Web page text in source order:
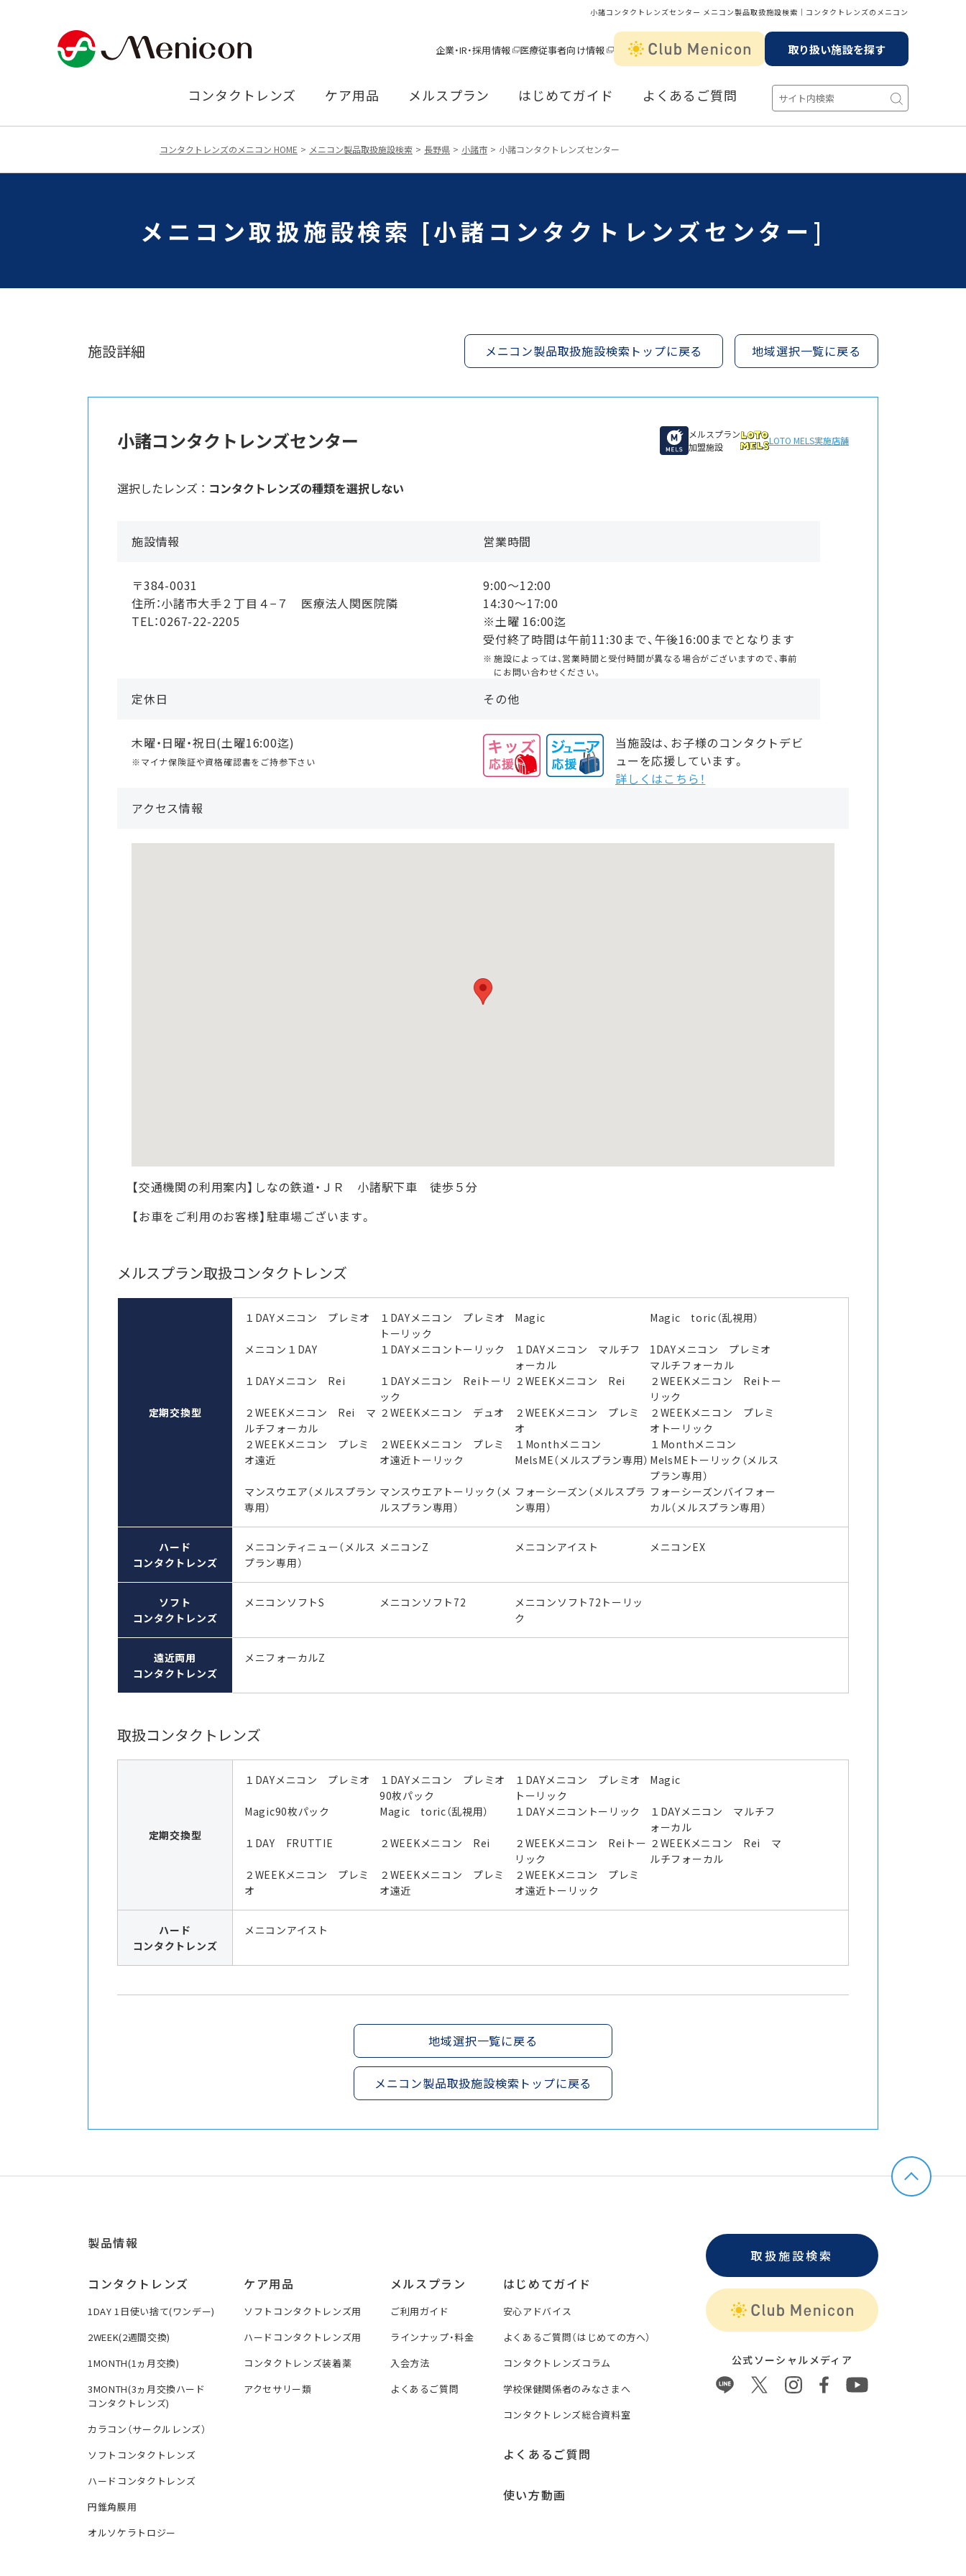
小諸コンタクトレンズセンター メニコン製品取扱施設検索│コンタクトレンズのメニコン
企業・IR・採用情報 医療従事者向け情報 取り扱い施設を探す
コンタクトレンズ ケア用品 メルスプラン はじめてガイド よくあるご質問
コンタクトレンズのメニコン HOME メニコン製品取扱施設検索 長野県 小諸市 小諸コンタクトレンズセンター
メニコン取扱施設検索 [小諸コンタクトレンズセンター]
施設詳細 メニコン製品取扱施設検索トップに戻る 地域選択一覧に戻る
小諸コンタクトレンズセンター
メルスプラン
加盟施設
LOTO MELS実施店舗
選択したレンズ ： コンタクトレンズの種類を選択しない
施設情報
〒384-0031
住所：小諸市大手２丁目４−７ 医療法人関医院隣
TEL：0267-22-2205
営業時間
9:00〜12:00
14:30〜17:00
※土曜 16:00迄
受付終了時間は午前11:30まで、午後16:00までとなります
施設によっては、営業時間と受付時間が異なる場合がございますので、事前
にお問い合わせください。
定休日
木曜・日曜・祝日(土曜16:00迄)
※マイナ保険証や資格確認書をご持参下さい
その他
当施設は、お子様のコンタクトデビ
ューを応援しています。
詳しくはこちら！
アクセス情報
【交通機関の利用案内】しなの鉄道・ＪＲ 小諸駅下車 徒歩５分
【お車をご利用のお客様】駐車場ございます。
メルスプラン取扱コンタクトレンズ
定期交換型
１DAYメニコン プレミオ
１DAYメニコン プレミオ
トーリック
Magic Magic toric（乱視用）
メニコン１DAY １DAYメニコントーリック
１DAYメニコン マルチフ
ォーカル
1DAYメニコン プレミオ
マルチフォーカル
１DAYメニコン Rei
１DAYメニコン Reiトーリ
ック
２WEEKメニコン Rei
２WEEKメニコン Reiトー
リック
２WEEKメニコン Rei マ
ルチフォーカル
２WEEKメニコン デュオ
２WEEKメニコン プレミ
オ
２WEEKメニコン プレミ
オトーリック
２WEEKメニコン プレミ
オ遠近
２WEEKメニコン プレミ
オ遠近トーリック
１Monthメニコン
MelsME（メルスプラン専用）
１Monthメニコン
MelsMEトーリック（メルス
プラン専用）
マンスウエア（メルスプラン
専用）
マンスウエアトーリック（メ
ルスプラン専用）
フォーシーズン（メルスプラ
ン専用）
フォーシーズンバイフォー
カル（メルスプラン専用）
ハード
コンタクトレンズ
メニコンティニュー（メルス
プラン専用）
メニコンZ メニコンアイスト メニコンEX
ソフト
コンタクトレンズ
メニコンソフトS メニコンソフト72
メニコンソフト72トーリッ
ク
遠近両用
コンタクトレンズ
メニフォーカルZ
取扱コンタクトレンズ
定期交換型
１DAYメニコン プレミオ
１DAYメニコン プレミオ
90枚パック
１DAYメニコン プレミオ
トーリック
Magic
Magic90枚パック Magic toric（乱視用） １DAYメニコントーリック
１DAYメニコン マルチフ
ォーカル
１DAY FRUTTIE
２WEEKメニコン Rei
２WEEKメニコン Reiトー
リック
２WEEKメニコン Rei マ
ルチフォーカル
２WEEKメニコン プレミ
オ
２WEEKメニコン プレミ
オ遠近
２WEEKメニコン プレミ
オ遠近トーリック
ハード
コンタクトレンズ
メニコンアイスト
地域選択一覧に戻る
メニコン製品取扱施設検索トップに戻る
製品情報
コンタクトレンズ
1DAY 1日使い捨て(ワンデー)
2WEEK(2週間交換)
1MONTH(1ヵ月交換)
3MONTH(3ヵ月交換ハード
コンタクトレンズ)
カラコン（サークルレンズ）
ソフトコンタクトレンズ
ハードコンタクトレンズ
円錐角膜用
オルソケラトロジー
ケア用品
ソフトコンタクトレンズ用
ハードコンタクトレンズ用
コンタクトレンズ装着薬
アクセサリー類
メルスプラン
ご利用ガイド
ラインナップ・料金
入会方法
よくあるご質問
はじめてガイド
安心アドバイス
よくあるご質問（はじめての方へ）
コンタクトレンズコラム
学校保健関係者のみなさまへ
コンタクトレンズ総合資料室
よくあるご質問
使い方動画
取扱施設検索
公式ソーシャルメディア